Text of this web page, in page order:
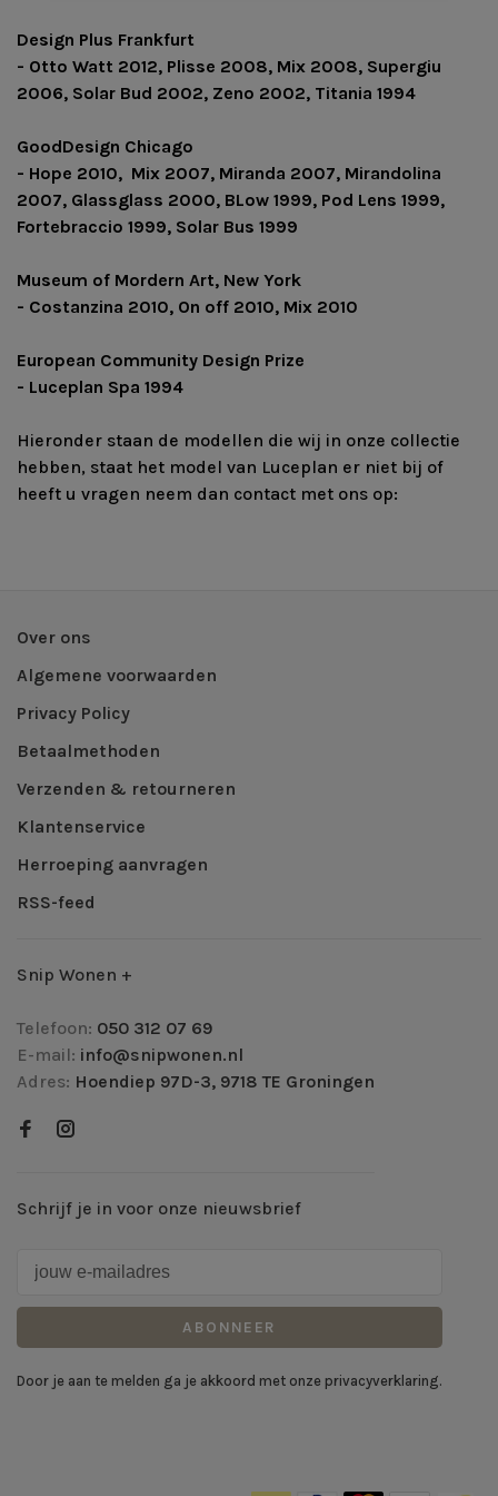
Design Plus Frankfurt
- Otto Watt 2012, Plisse 2008, Mix 2008, Supergiu
2006, Solar Bud 2002, Zeno 2002, Titania 1994
GoodDesign Chicago
- Hope 2010, Mix 2007, Miranda 2007, Mirandolina
2007, Glassglass 2000, BLow 1999, Pod Lens 1999,
Fortebraccio 1999, Solar Bus 1999
Museum of Mordern Art, New York
- Costanzina 2010, On off 2010, Mix 2010
European Community Design Prize
- Luceplan Spa 1994
Hieronder staan de modellen die wij in onze collectie
hebben, staat het model van Luceplan er niet bij of
heeft u vragen neem dan contact met ons op:
Over ons
Algemene voorwaarden
Privacy Policy
Betaalmethoden
Verzenden & retourneren
Klantenservice
Herroeping aanvragen
RSS-feed
Snip Wonen +
Telefoon: 050 312 07 69
E-mail: info@snipwonen.nl
Adres: Hoendiep 97D-3, 9718 TE Groningen
Schrijf je in voor onze nieuwsbrief
ABONNEER
Door je aan te melden ga je akkoord met onze privacyverklaring.